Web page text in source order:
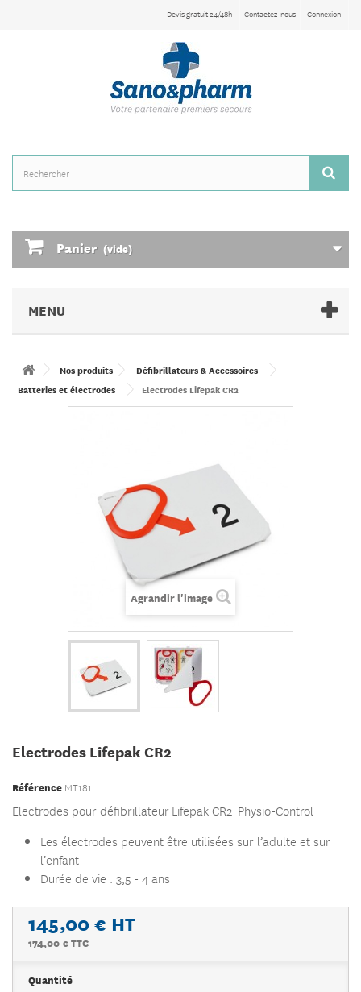
Connexion
Contactez-nous
Devis gratuit 24/48h
Panier (vide)
MENU
Nos produits
Défibrillateurs & Accessoires
Batteries et électrodes
Electrodes Lifepak CR2
Agrandir l'image
Electrodes Lifepak CR2
Référence MT181
Electrodes pour défibrillateur Lifepak CR2 Physio-Control
Les électrodes peuvent être utilisées sur l’adulte et sur
l’enfant
Durée de vie : 3,5 - 4 ans
145,00 € HT
174,00 € TTC
Quantité